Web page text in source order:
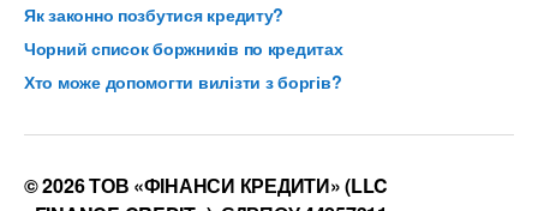
Як законно позбутися кредиту?
Чорний список боржників по кредитах
Хто може допомогти вилізти з боргів?
© 2026 ТОВ «ФІНАНСИ КРЕДИТИ» (LLC